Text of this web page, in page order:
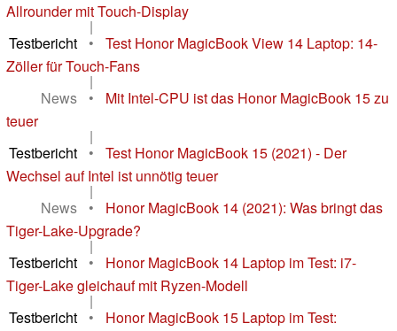
Allrounder mit Touch-Display
|
Testbericht
•
Test Honor MagicBook View 14 Laptop: 14-
Zöller für Touch-Fans
|
News
•
Mit Intel-CPU ist das Honor MagicBook 15 zu
teuer
|
Testbericht
•
Test Honor MagicBook 15 (2021) - Der
Wechsel auf Intel ist unnötig teuer
|
News
•
Honor MagicBook 14 (2021): Was bringt das
Tiger-Lake-Upgrade?
|
Testbericht
•
Honor MagicBook 14 Laptop im Test: i7-
Tiger-Lake gleichauf mit Ryzen-Modell
|
Testbericht
•
Honor MagicBook 15 Laptop im Test: